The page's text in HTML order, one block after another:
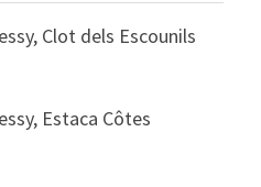
Clot dels Escounils
Estaca Côtes